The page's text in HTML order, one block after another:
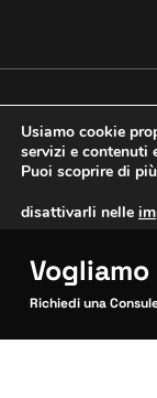
Copyright © 2025
Creazione e
Questo sito è
Usiamo cookie
servizi e contenuti
Puoi scoprire di
disattivarli nelle
Accetta
Richiedi una